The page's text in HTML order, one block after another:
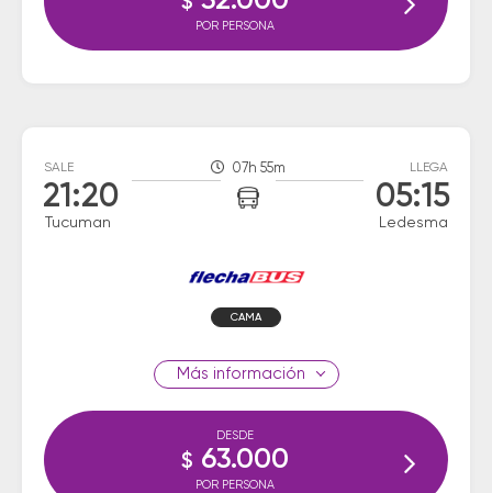
POR PERSONA
SALE
21:20
Tucuman
07h 55m LLEGA
05:15
Ledesma
CAMA
información
DESDE
$ 63.000
POR PERSONA